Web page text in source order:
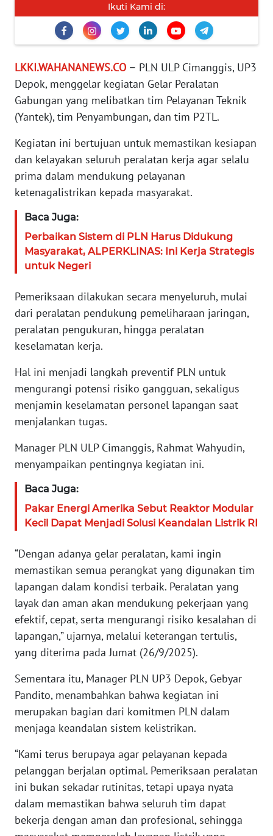
Ikuti Kami di:
LKKI.WAHANANEWS.CO – PLN ULP Cimanggis, UP3
Depok, menggelar kegiatan Gelar Peralatan
Gabungan yang melibatkan tim Pelayanan Teknik
(Yantek), tim Penyambungan, dan tim P2TL.
Kegiatan ini bertujuan untuk memastikan kesiapan
dan kelayakan seluruh peralatan kerja agar selalu
prima dalam mendukung pelayanan
ketenagalistrikan kepada masyarakat.
Baca Juga:
Perbaikan Sistem di PLN Harus Didukung
Masyarakat, ALPERKLINAS: Ini Kerja Strategis
untuk Negeri
Pemeriksaan dilakukan secara menyeluruh, mulai
dari peralatan pendukung pemeliharaan jaringan,
peralatan pengukuran, hingga peralatan
keselamatan kerja.
Hal ini menjadi langkah preventif PLN untuk
mengurangi potensi risiko gangguan, sekaligus
menjamin keselamatan personel lapangan saat
menjalankan tugas.
Manager PLN ULP Cimanggis, Rahmat Wahyudin,
menyampaikan pentingnya kegiatan ini.
Baca Juga:
Pakar Energi Amerika Sebut Reaktor Modular
Kecil Dapat Menjadi Solusi Keandalan Listrik RI
“Dengan adanya gelar peralatan, kami ingin
memastikan semua perangkat yang digunakan tim
lapangan dalam kondisi terbaik. Peralatan yang
layak dan aman akan mendukung pekerjaan yang
efektif, cepat, serta mengurangi risiko kesalahan di
lapangan,” ujarnya, melalui keterangan tertulis,
yang diterima pada Jumat (26/9/2025).
Sementara itu, Manager PLN UP3 Depok, Gebyar
Pandito, menambahkan bahwa kegiatan ini
merupakan bagian dari komitmen PLN dalam
menjaga keandalan sistem kelistrikan.
“Kami terus berupaya agar pelayanan kepada
pelanggan berjalan optimal. Pemeriksaan peralatan
ini bukan sekadar rutinitas, tetapi upaya nyata
dalam memastikan bahwa seluruh tim dapat
bekerja dengan aman dan profesional, sehingga
DISCLAIMER
Wahana
News
Regional
WN
SUMUT
JAKARTA
WN
JABAR
WN
BANTEN
NTT
KEPRI
WN
WN
PAPUA
WN
SERAMBI
WN
JAMBI
SULTRA
WN
NTB
WN
SULTENG
WN
SULBAR